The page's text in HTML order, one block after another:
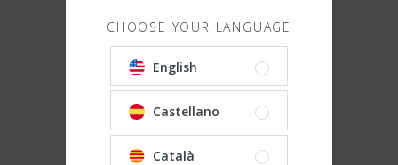
CHOOSE YOUR LANGUAGE
English
Castellano
Català